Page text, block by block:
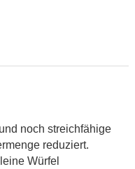
noch streichfähige
reduziert.
Würfel